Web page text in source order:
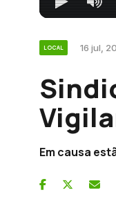
LOCAL 16 jul,
Em causa